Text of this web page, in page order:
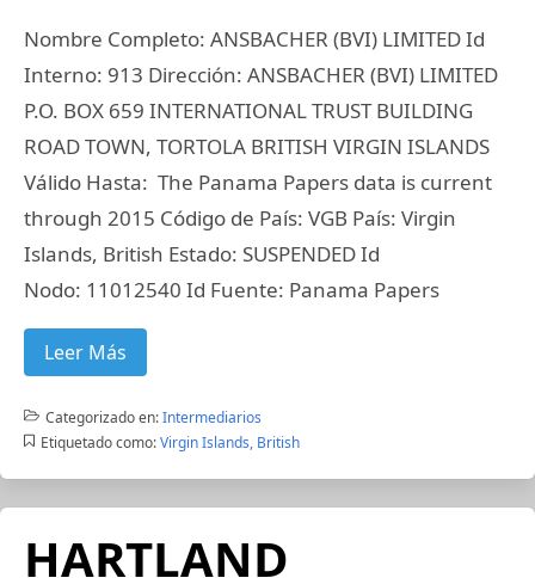
Nombre Completo: ANSBACHER (BVI) LIMITED Id
Interno: 913 Dirección: ANSBACHER (BVI) LIMITED
P.O. BOX 659 INTERNATIONAL TRUST BUILDING
ROAD TOWN, TORTOLA BRITISH VIRGIN ISLANDS
Válido Hasta: The Panama Papers data is current
through 2015 Código de País: VGB País: Virgin
Islands, British Estado: SUSPENDED Id
Nodo: 11012540 Id Fuente: Panama Papers
Leer Más
Categorizado en:Intermediarios
Etiquetado como: Virgin Islands, British
HARTLAND